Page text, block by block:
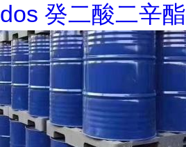
dos 癸二酸二辛酯